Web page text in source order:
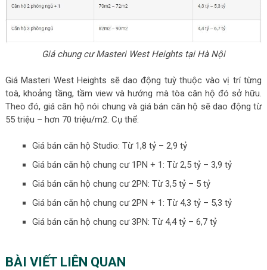
Giá chung cư Masteri West Heights tại Hà Nội
Giá Masteri West Heights sẽ dao động tuỳ thuộc vào vị trí từng
toà, khoảng tầng, tầm view và hướng mà tòa căn hộ đó sở hữu.
Theo đó, giá căn hộ nói chung và giá bán căn hộ sẽ dao động từ
55 triệu – hơn 70 triệu/m2. Cụ thể:
Giá bán căn hộ Studio: Từ 1,8 tỷ – 2,9 tỷ
Giá bán căn hộ chung cư 1PN + 1: Từ 2,5 tỷ – 3,9 tỷ
Giá bán căn hộ chung cư 2PN: Từ 3,5 tỷ – 5 tỷ
Giá bán căn hộ chung cư 2PN + 1: Từ 4,3 tỷ – 5,3 tỷ
Giá bán căn hộ chung cư 3PN: Từ 4,4 tỷ – 6,7 tỷ
BÀI VIẾT LIÊN QUAN